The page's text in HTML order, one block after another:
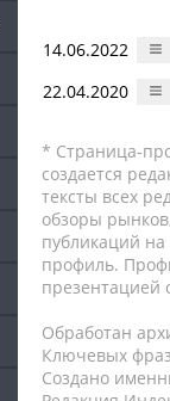
14.06.2022
22.04.2020
* Страница-
создается
тексты всех
обзоры
публикаций
профиль.
презентацией
Обработан
Ключевых
Создано